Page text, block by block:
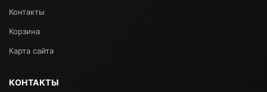
Контакты
Корзина
Карта сайта
КОНТАКТЫ